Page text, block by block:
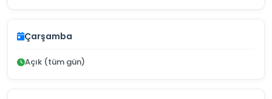
Çarşamba
Açık (tüm gün)